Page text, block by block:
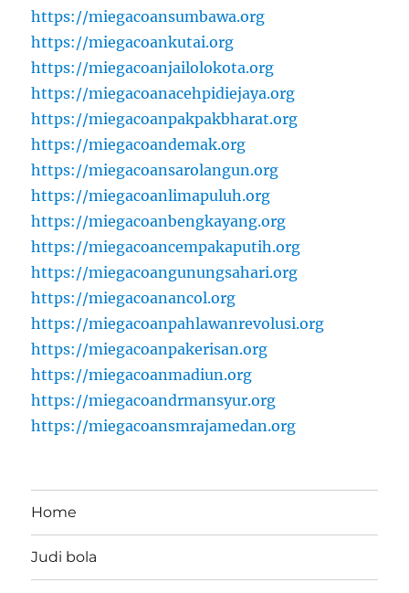
https://miegacoansumbawa.org
https://miegacoankutai.org
https://miegacoanjailolokota.org
https://miegacoanacehpidiejaya.org
https://miegacoanpakpakbharat.org
https://miegacoandemak.org
https://miegacoansarolangun.org
https://miegacoanlimapuluh.org
https://miegacoanbengkayang.org
https://miegacoancempakaputih.org
https://miegacoangunungsahari.org
https://miegacoanancol.org
https://miegacoanpahlawanrevolusi.org
https://miegacoanpakerisan.org
https://miegacoanmadiun.org
https://miegacoandrmansyur.org
https://miegacoansmrajamedan.org
Home
Judi bola